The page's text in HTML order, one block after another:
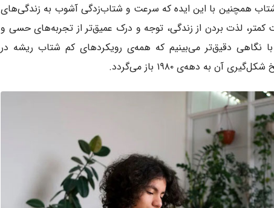
همچنین با این ایده که سرعت و شتاب‌زدگی آشوب به زندگی‌های
کمتر، لذت بردن از زندگی، توجه و درک عمیق‌تر از تجربه‌های حسی و
نگاهی دقیق‌تر می‌بینیم که همه‌ی رویکرد‌های کم‌ شتاب ریشه در
آن به دهه‌ی ۱۹۸۰ باز می‌گردد.